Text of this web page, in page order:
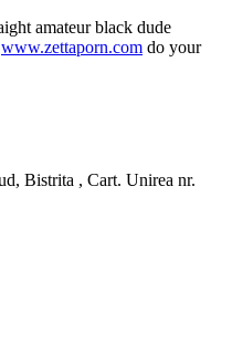
amateur black dude
www.zettaporn.com do your
Bistrita , Cart. Unirea nr.